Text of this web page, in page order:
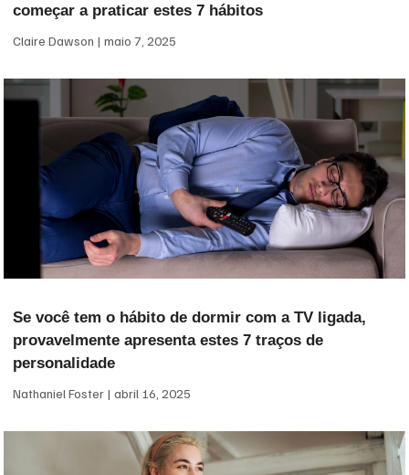
começar a praticar estes 7 hábitos
Claire Dawson maio 7, 2025
Se você tem o hábito de dormir com a TV ligada,
provavelmente apresenta estes 7 traços de
personalidade
Nathaniel Foster abril 16, 2025